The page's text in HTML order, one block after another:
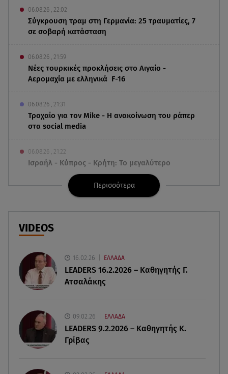
06.08.26 , 22:02
Σύγκρουση τραμ στη Γερμανία: 25 τραυματίες, 7
σε σοβαρή κατάσταση
06.08.26 , 21:59
Νέες τουρκικές προκλήσεις στο Αιγαίο -
Αερομαχία με ελληνικά F-16
06.08.26 , 21:31
Τροχαίο για τον Mike - Η ανακοίνωση του ράπερ
στα social media
06.08.26 , 21:22
Ισραήλ - Κύπρος - Κρήτη: Το μεγαλύτερο
υποθαλάσσιο καλώδιο στον κόσμο
Motor Oil: Δωρεά πυροσβεστικών οχημάτων και
Άκης Παυλόπουλος: Η τρυφερή εξομολόγηση
της συζύγου του, Ελένης Φωτοπούλου
ο ρόλος του «συνδέσμου»
06.08.26 , 20:16
Περισσότερα
VIDEOS
16.02.26 ΕΛΛΑΔΑ
LEADERS 16.2.2026 – Καθηγητής Γ.
Ατσαλάκης
09.02.26 ΕΛΛΑΔΑ
LEADERS 9.2.2026 – Καθηγητής Κ.
Γρίβας